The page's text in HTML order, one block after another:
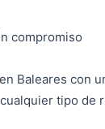
compromiso
Baleares con
tipo de